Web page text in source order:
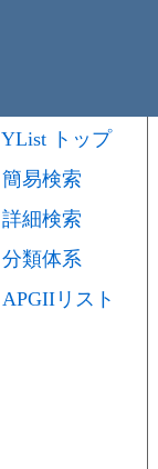
YList トップ
簡易検索
詳細検索
分類体系
APGIIリスト